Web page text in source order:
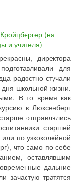
директора
для
радостно стучали
дня школьной жизни.
В то время как
в Люксенберг
отправлялись
старшей
по узкоколейной
что само по себе
оставлявшим
дальние
зачастую тратятся